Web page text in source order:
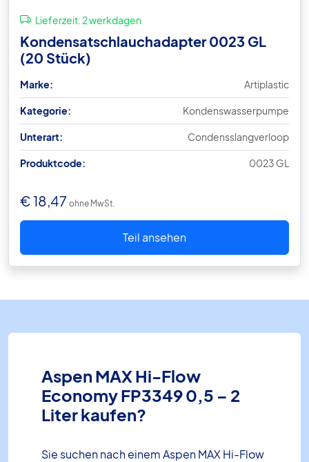
Lieferzeit:2 werkdagen
Kondensatschlauchadapter 0023 GL
(20 Stück)
Marke: Artiplastic
Kategorie: Kondenswasserpumpe
Unterart: Condensslangverloop
Produktcode: 0023 GL
€18,47 ohne MwSt.
Teil ansehen
Aspen MAX Hi-Flow
Economy FP3349 0,5 – 2
Liter kaufen?
Sie suchen nach einem Aspen MAX Hi-Flow